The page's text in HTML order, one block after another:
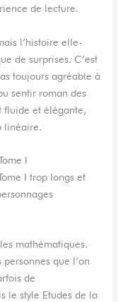
de lecture.
l’histoire elle-
de surprises. C’est
toujours agréable à
sentir roman des
fluide et élégante,
linéaire.
I
I trop longs et
mathématiques.
que l’on
de
le style Etudes de la